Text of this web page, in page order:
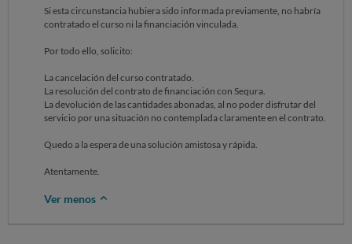
Si esta circunstancia hubiera sido informada previamente, no habría
contratado el curso ni la financiación vinculada.
Por todo ello, solicito:
La cancelación del curso contratado.
La resolución del contrato de financiación con Sequra.
La devolución de las cantidades abonadas, al no poder disfrutar del
servicio por una situación no contemplada claramente en el contrato.
Quedo a la espera de una solución amistosa y rápida.
Atentamente.
Ver menos